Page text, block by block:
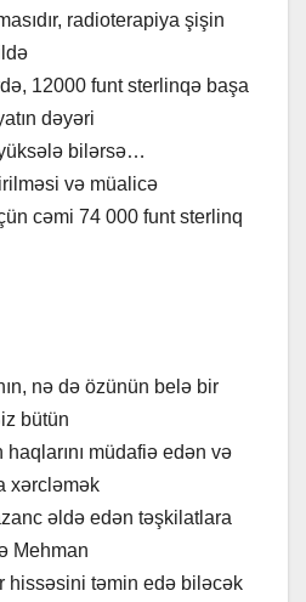
radioterapiya şişin
12000 funt sterlinqə başa
dəyəri
bilərsə…
və müalicə
cəmi 74 000 funt sterlinq
nə də özünün belə bir
bütün
haqlarını müdafiə edən və
xərcləmək
əldə edən təşkilatlara
Mehman
hissəsini təmin edə biləcək